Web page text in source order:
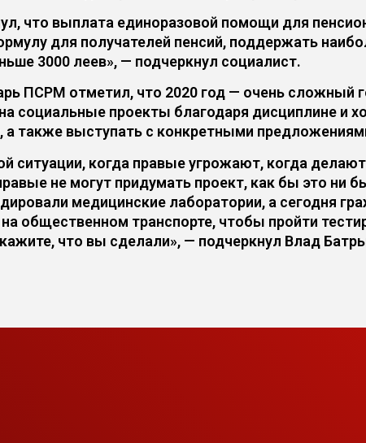
что выплата единоразовой помощи для
для получателей пенсий, поддержать
3000 леев», — подчеркнул социалист.
ПСРМ отметил, что 2020 год — очень сложный
социальные проекты благодаря дисциплине и
а также выступать с конкретными
ситуации, когда правые угрожают, когда
не могут придумать проект, как бы это ни
медицинские лаборатории, а сегодня
общественном транспорте, чтобы пройти
что вы сделали», — подчеркнул Влад